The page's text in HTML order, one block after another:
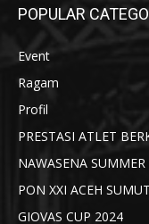
POPULAR
Event
Ragam
Profil
PRESTASI ATLET
NAWASENA
PON XXI ACEH
GIOVAS CUP 2024